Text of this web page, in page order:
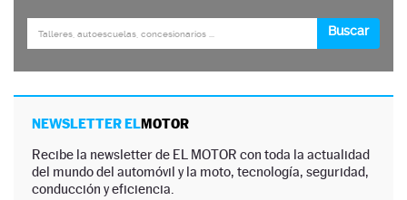
NEWSLETTER ELMOTOR
Recibe la newsletter de EL MOTOR con toda la actualidad
del mundo del automóvil y la moto, tecnología, seguridad,
conducción y eficiencia.